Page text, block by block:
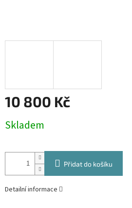
10 800 Kč
cena:
Skladem
Přidat do košíku
Detailní informace